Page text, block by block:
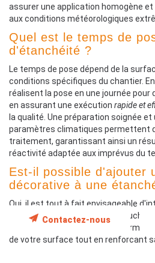
assurer une application homogène
aux conditions météorologiques
Quel est le temps de
d'étanchéité ?
Le temps de pose dépend de la
conditions spécifiques du chantier.
réalisent la pose en une journée
en assurant une exécution rapide et
la qualité. Une préparation soignée
paramètres climatiques permettent
traitement, garantissant ainsi un
réactivité adaptée aux imprévus du
Est-il possible d'ajouter
décorative à une
Oui, il est tout à fait envisageable
existante en appliquant une couche de
. Cette opération permet
de votre surface tout en renforçant
Contactez-nous